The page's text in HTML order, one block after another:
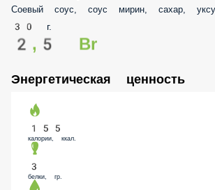
Соевый соус, соус мирин, сахар, уксус винный.
30 г.
2,5 Br
Энергетическая ценность
155
калории, ккал.
3
белки, гр.